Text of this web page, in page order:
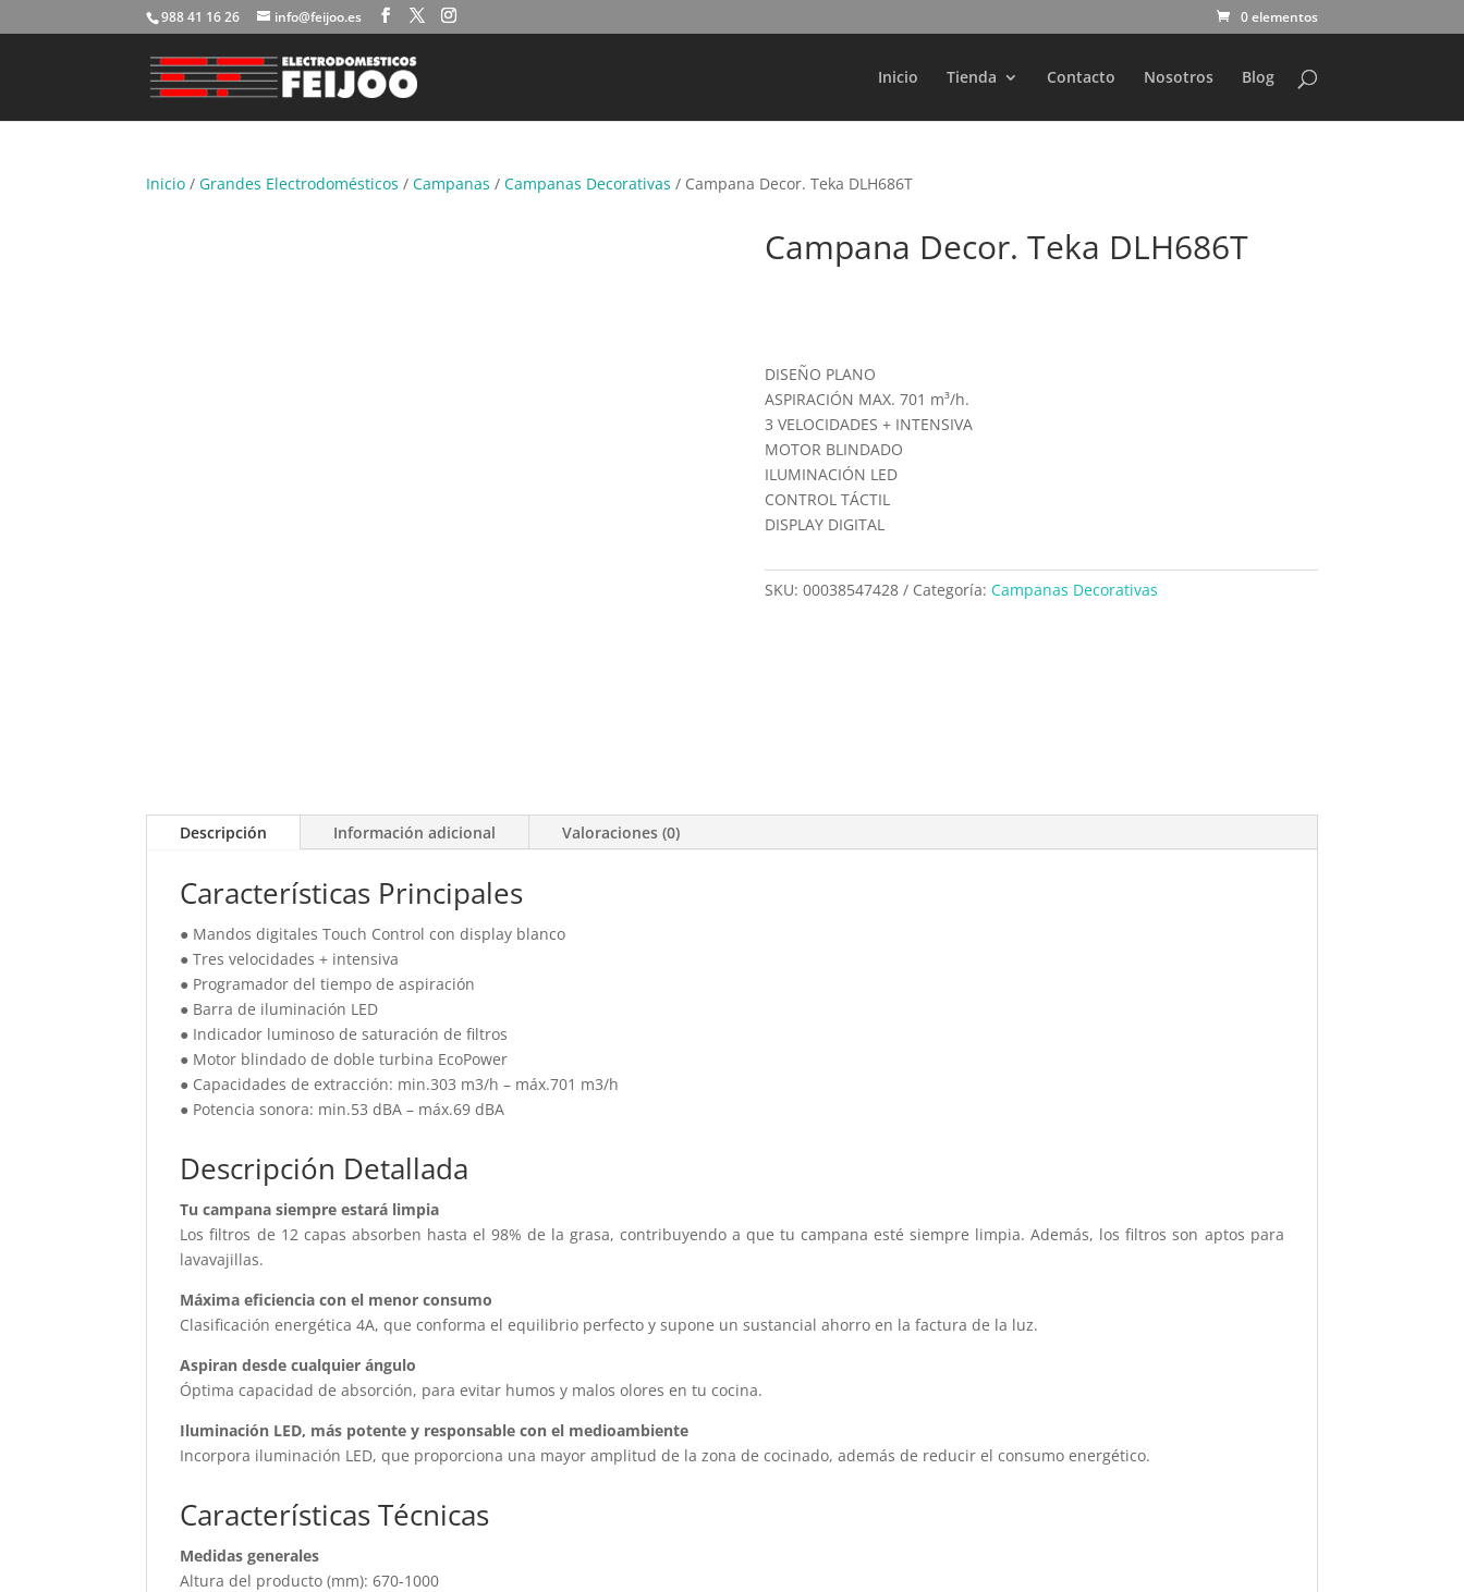
988 41 16 26 info@feijoo.es 0 elementos
Inicio Tienda Contacto Nosotros Blog
Búsqueda
productos
Inicio /Grandes Electrodomésticos /Campanas /Campanas Decorativas / Campana Decor. Teka DLH686T
Campana Decor. Teka DLH686T
DISEÑO PLANO
ASPIRACIÓN MAX. 701 m³/h.
3 VELOCIDADES + INTENSIVA
MOTOR BLINDADO
ILUMINACIÓN LED
CONTROL TÁCTIL
DISPLAY DIGITAL
SKU: 00038547428 Categoría: Campanas Decorativas
Descripción Información adicional Valoraciones (0)
Características Principales
● Mandos digitales Touch Control con display blanco
● Tres velocidades + intensiva
● Programador del tiempo de aspiración
● Barra de iluminación LED
● Indicador luminoso de saturación de filtros
● Motor blindado de doble turbina EcoPower
● Capacidades de extracción: min.303 m3/h – máx.701 m3/h
● Potencia sonora: min.53 dBA – máx.69 dBA
Descripción Detallada
Tu campana siempre estará limpia
Los filtros de 12 capas absorben hasta el 98% de la grasa, contribuyendo a que tu campana esté siempre limpia. Además, los filtros son aptos para
lavavajillas.
Máxima eficiencia con el menor consumo
Clasificación energética 4A, que conforma el equilibrio perfecto y supone un sustancial ahorro en la factura de la luz.
Aspiran desde cualquier ángulo
Óptima capacidad de absorción, para evitar humos y malos olores en tu cocina.
Iluminación LED, más potente y responsable con el medioambiente
Incorpora iluminación LED, que proporciona una mayor amplitud de la zona de cocinado, además de reducir el consumo energético.
Características Técnicas
Medidas generales
Altura del producto (mm): 670-1000